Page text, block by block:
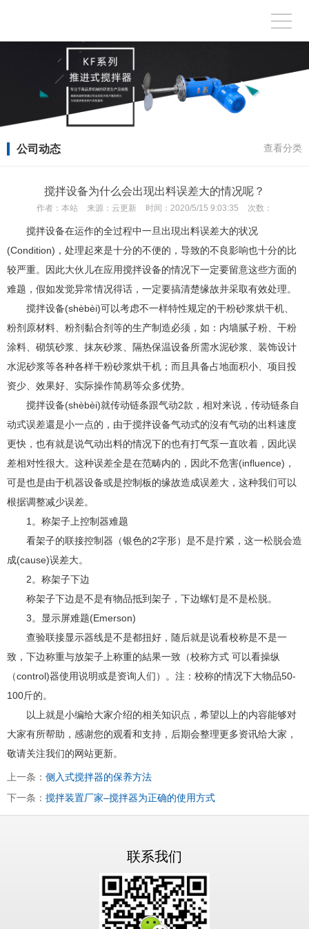
公司动态 查看分类
搅拌设备为什么会出现出料误差大的情况呢？
作者： 本站 来源： 云更新 时间： 2020/5/15 9:03:35 次数：
搅拌设备在运作的全过程中一旦出現出料误差大的状况
(Condition)，处理起來是十分的不便的，导致的不良影响也十分的比
较严重。因此大伙儿在应用搅拌设备的情况下一定要留意这些方面的
难题，假如发觉异常情况得话，一定要搞清楚缘故并采取有效处理。
搅拌设备(shèbèi)可以考虑不一样特性规定的干粉砂浆烘干机、
粉剂原材料、粉剂黏合剂等的生产制造必须，如：内墙腻子粉、干粉
涂料、砌筑砂浆、抹灰砂浆、隔热保温设备所需水泥砂浆、装饰设计
水泥砂浆等各种各样干粉砂浆烘干机；而且具备占地面积小、项目投
资少、效果好、实际操作简易等众多优势。
搅拌设备(shèbèi)就传动链条跟气动2款，相对来说，传动链条自
动式误差還是小一点的，由于搅拌设备气动式的沒有气动的出料速度
更快，也有就是说气动出料的情况下的也有打气泵一直吹着，因此误
差相对性很大。这种误差全是在范畴内的，因此不危害(influence)，
可是也是由于机器设备或是控制板的缘故造成误差大，这种我们可以
根据调整减少误差。
1。称架子上控制器难题
看架子的联接控制器（银色的2字形）是不是拧紧，这一松脱会造
成(cause)误差大。
2。称架子下边
称架子下边是不是有物品抵到架子，下边螺钉是不是松脱。
3。显示屏难题(Emerson)
查验联接显示器线是不是都扭好，随后就是说看校称是不是一
致，下边称重与放架子上称重的結果一致（校称方式 可以看操纵
（control)器使用说明或是资询人们）。注：校称的情况下大物品50-
100斤的。
以上就是小编给大家介绍的相关知识点，希望以上的内容能够对
大家有所帮助，感谢您的观看和支持，后期会整理更多资讯给大家，
敬请关注我们的网站更新。
上一条： 侧入式搅拌器的保养方法
下一条： 搅拌装置厂家–搅拌器为正确的使用方式
联系我们